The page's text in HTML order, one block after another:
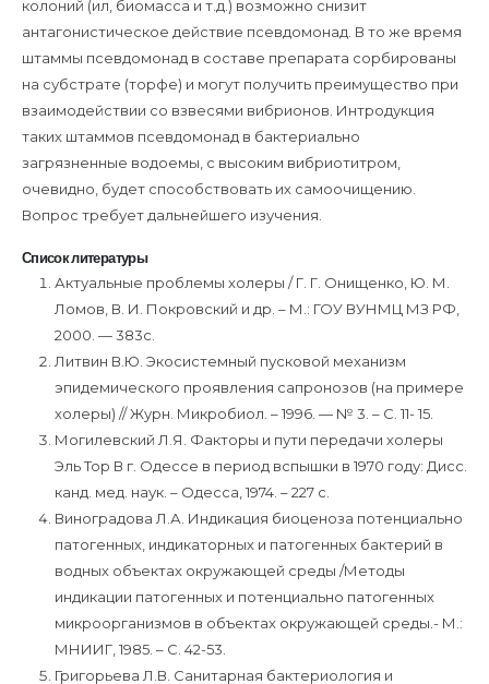
колоний (ил, биомасса и т.д.) возможно снизит
антагонистическое действие псевдомонад. В то же время
штаммы псевдомонад в составе препарата сорбированы
на субстрате (торфе) и могут получить преимущество при
взаимодействии со взвесями вибрионов. Интродукция
таких штаммов псевдомонад в бактериально
загрязненные водоемы, с высоким вибриотитром,
очевидно, будет способствовать их самоочищению.
Вопрос требует дальнейшего изучения.
Список литературы
Актуальные проблемы холеры / Г. Г. Онищенко, Ю. М.
Ломов, В. И. Покровский и др. – М.: ГОУ ВУНМЦ МЗ РФ,
2000. — 383с.
Литвин В.Ю. Экосистемный пусковой механизм
эпидемического проявления сапронозов (на примере
холеры) // Журн. Микробиол. – 1996. — № 3. – С. 11- 15.
Могилевский Л.Я. Факторы и пути передачи холеры
Эль Тор В г. Одессе в период вспышки в 1970 году: Дисс.
канд. мед. наук. – Одесса, 1974. – 227 с.
Виноградова Л.А. Индикация биоценоза потенциально
патогенных, индикаторных и патогенных бактерий в
водных объектах окружающей среды /Методы
индикации патогенных и потенциально патогенных
микроорганизмов в объектах окружающей среды.- М.:
МНИИГ, 1985. – С. 42-53.
Григорьева Л.В. Санитарная бактериология и